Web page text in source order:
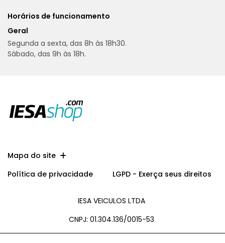
Horários de funcionamento
Geral
Segunda a sexta, das 8h às 18h30.
Sábado, das 9h às 18h.
Mapa do site
Política de privacidade
LGPD - Exerça seus direitos
IESA VEICULOS LTDA
CNPJ: 01.304.136/0015-53